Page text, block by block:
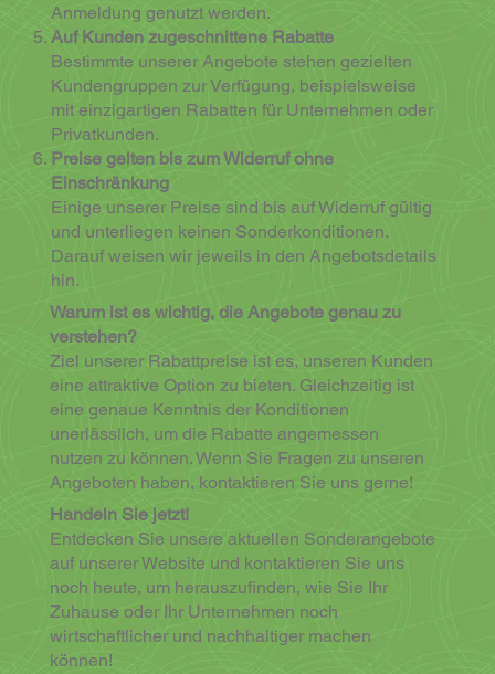
Anmeldung genutzt werden.
Auf Kunden zugeschnittene Rabatte
Bestimmte unserer Angebote stehen gezielten
Kundengruppen zur Verfügung, beispielsweise
mit einzigartigen Rabatten für Unternehmen oder
Privatkunden.
Preise gelten bis zum Widerruf ohne
Einschränkung
Einige unserer Preise sind bis auf Widerruf gültig
und unterliegen keinen Sonderkonditionen.
Darauf weisen wir jeweils in den Angebotsdetails
hin.
Warum ist es wichtig, die Angebote genau zu
verstehen?
Ziel unserer Rabattpreise ist es, unseren Kunden
eine attraktive Option zu bieten. Gleichzeitig ist
eine genaue Kenntnis der Konditionen
unerlässlich, um die Rabatte angemessen
nutzen zu können. Wenn Sie Fragen zu unseren
Angeboten haben, kontaktieren Sie uns gerne!
Handeln Sie jetzt!
Entdecken Sie unsere aktuellen Sonderangebote
auf unserer Website und kontaktieren Sie uns
noch heute, um herauszufinden, wie Sie Ihr
Zuhause oder Ihr Unternehmen noch
wirtschaftlicher und nachhaltiger machen
können!